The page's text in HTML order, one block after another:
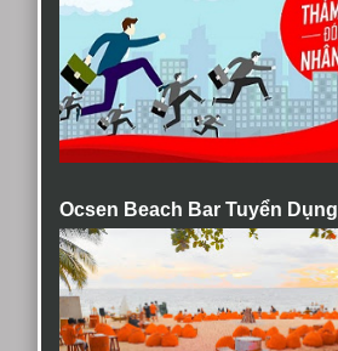
Ocsen Beach Bar Tuyển Dụng